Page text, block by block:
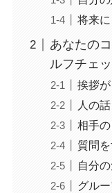
将来
あなたの
ルフチェ
挨拶
人の
相手
質問
自分
グル